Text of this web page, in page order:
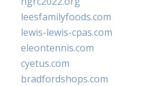
leesfamilyfoods.com
lewis-lewis-cpas.com
eleontennis.com
cyetus.com
bradfordshops.com